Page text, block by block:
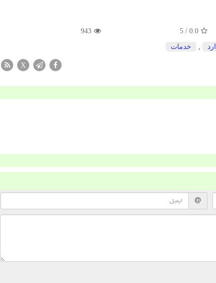
0.0
/ 5
943
خدمات
X